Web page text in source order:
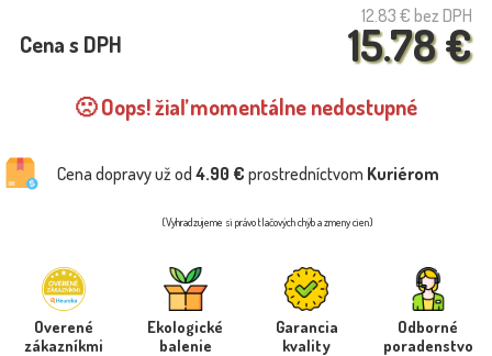
12.83 € bez DPH
15.78 €
Cena s DPH
🙁 Oops! žiaľ momentálne nedostupné
Cena dopravy už od 4.90 € prostredníctvom Kuriérom
(Vyhradzujeme si právo tlačových chýb a zmeny cien)
Overené
zákazníkmi
Ekologické
balenie
Garancia
kvality
Odborné
poradenstvo